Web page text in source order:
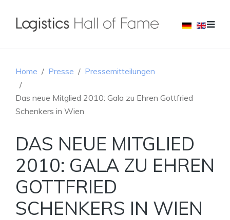
Home Presse Pressemitteilungen
Das neue Mitglied 2010: Gala zu Ehren Gottfried
Schenkers in Wien
DAS NEUE MITGLIED
2010: GALA ZU EHREN
GOTTFRIED
SCHENKERS IN WIEN